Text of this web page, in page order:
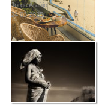
Jorge Araújo
24.03.2025